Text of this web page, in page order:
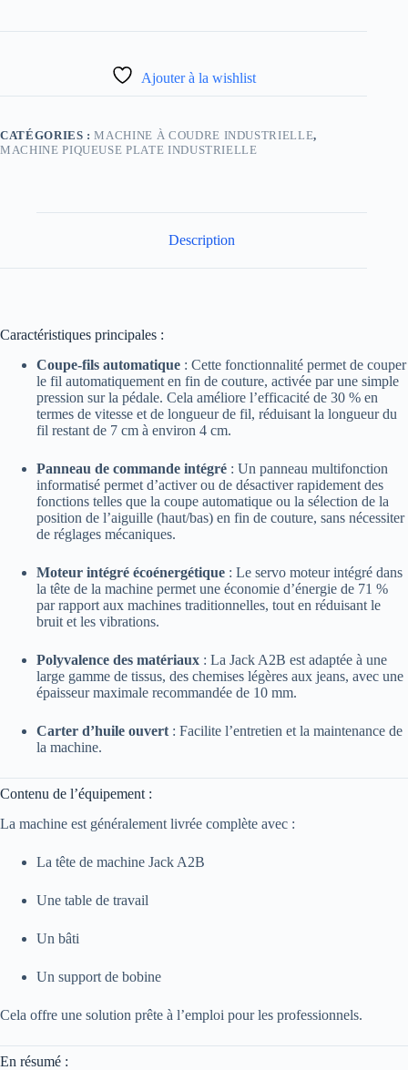
Ajouter à la wishlist
CATÉGORIES :MACHINE À COUDRE INDUSTRIELLE,
MACHINE PIQUEUSE PLATE INDUSTRIELLE
Description
Caractéristiques principales :
Coupe-fils automatique : Cette fonctionnalité permet de couper
le fil automatiquement en fin de couture, activée par une simple
pression sur la pédale. Cela améliore l’efficacité de 30 % en
termes de vitesse et de longueur de fil, réduisant la longueur du
fil restant de 7 cm à environ 4 cm.
Panneau de commande intégré : Un panneau multifonction
informatisé permet d’activer ou de désactiver rapidement des
fonctions telles que la coupe automatique ou la sélection de la
position de l’aiguille (haut/bas) en fin de couture, sans nécessiter
de réglages mécaniques.
Moteur intégré écoénergétique : Le servo moteur intégré dans
la tête de la machine permet une économie d’énergie de 71 %
par rapport aux machines traditionnelles, tout en réduisant le
bruit et les vibrations.
Polyvalence des matériaux : La Jack A2B est adaptée à une
large gamme de tissus, des chemises légères aux jeans, avec une
épaisseur maximale recommandée de 10 mm.
Carter d’huile ouvert : Facilite l’entretien et la maintenance de
la machine.
Contenu de l’équipement :
La machine est généralement livrée complète avec :
La tête de machine Jack A2B
Une table de travail
Un bâti
Un support de bobine
Cela offre une solution prête à l’emploi pour les professionnels.
En résumé :